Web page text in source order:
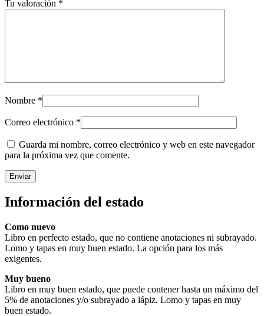
Tu valoración *
Nombre *
Correo electrónico *
Guarda mi nombre, correo electrónico y web en este navegador
para la próxima vez que comente.
Información del estado
Como nuevo
Libro en perfecto estado, que no contiene anotaciones ni subrayado.
Lomo y tapas en muy buen estado. La opción para los más
exigentes.
Muy bueno
Libro en muy buen estado, que puede contener hasta un máximo del
5% de anotaciones y/o subrayado a lápiz. Lomo y tapas en muy
buen estado.